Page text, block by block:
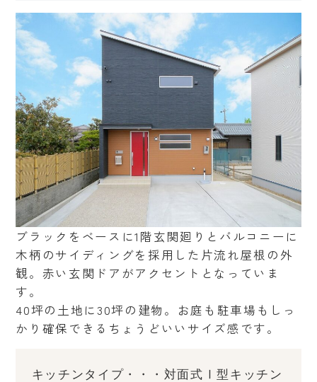
ブラックをベースに1階玄関廻りとバルコニーに
木柄のサイディングを採用した片流れ屋根の外
観。赤い玄関ドアがアクセントとなっていま
す。
40坪の土地に30坪の建物。お庭も駐車場もしっ
かり確保できるちょうどいいサイズ感です。
キッチンタイプ・・・対面式Ⅰ型キッチン